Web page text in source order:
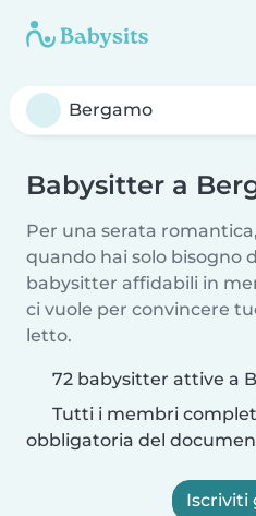
Babysitter a
Per una serata
quando hai solo bisogno
babysitter affidabili in
ci vuole per convincere
letto.
72 babysitter attive a
Tutti i membri
obbligatoria del
Iscriviti